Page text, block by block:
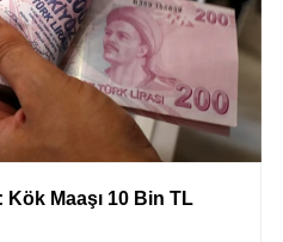
Maaşı 10 Bin TL